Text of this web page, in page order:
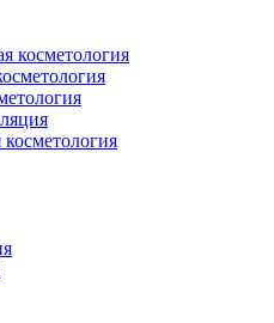
косметология
косметология